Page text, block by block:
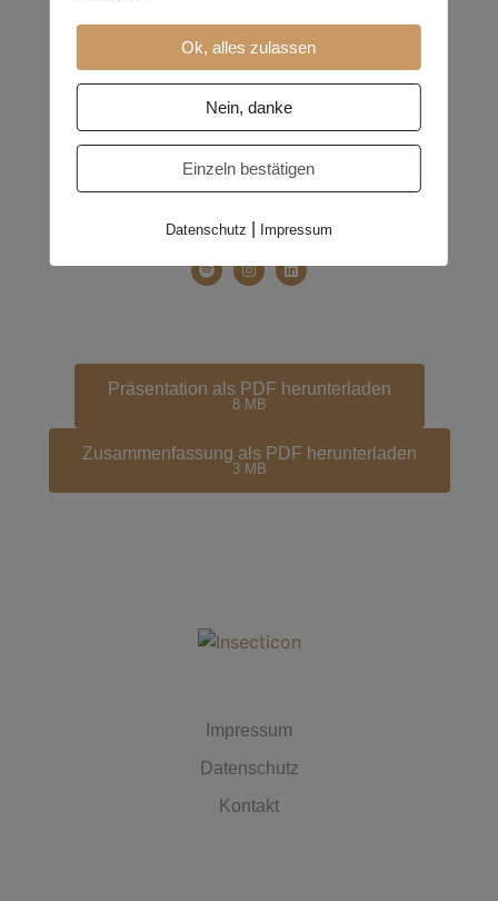
Cathrina Balthasar
Präsentation als PDF herunterladen
8 MB
Zusammenfassung als PDF herunterladen
3 MB
Impressum
Datenschutz
Kontakt
Ok, alles zulassen
Nein, danke
Einzeln bestätigen
Datenschutz Impressum